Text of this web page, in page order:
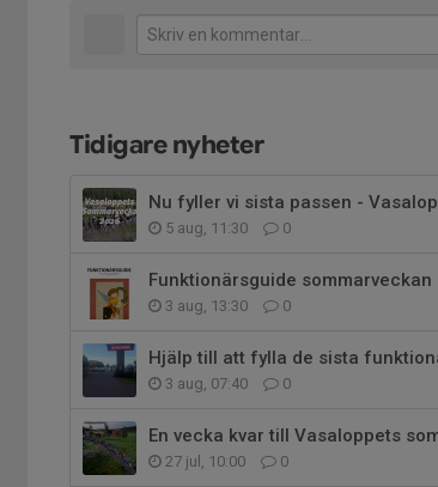
Tidigare nyheter
Nu fyller vi sista passen -
5 aug, 11:30 0
Funktionärsguide sommarveckan
3 aug, 13:30 0
Hjälp till att fylla de sista
3 aug, 07:40 0
En vecka kvar till Vasaloppets
27 jul, 10:00 0